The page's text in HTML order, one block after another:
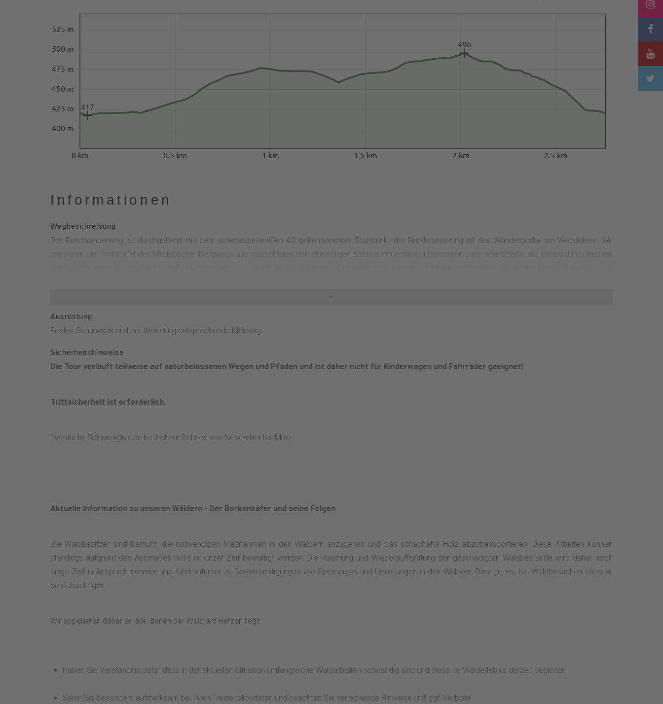
0 km 0.5 km 1 km 1.5 km 2 km 2.5 km
400 m
425 m
450 m
475 m
500 m
525 m
417
496
Informationen
Wegbeschreibung
Der Rundwanderweg ist durchgehend mit dem schwarzen/weißen A3 gekennzeichnet.Startpunkt der Rundwanderung ist das Wanderportal am Weddelsee. Wir
passieren die Portaltafel des Medebacher Bergwegs und marschieren den ehemaligen Bahndamm entlang, überqueren dann eine Straße und gehen durch Hecken
halten wir uns rechts. Nach etwa 200m haben wir zur Rechten freien Blick auf die Landschaft. Immer der Markierung A3 folgend, laufen wir links wieder in den Wald
Tour verläuft oft auf naturbelassenen Wegen und Pfaden und ist daher nicht für Kinderwagen und Fahrräder geeignet!
Ausrüstung
Festes Schuhwerk und der Witterung entsprechende Kleidung.
Sicherheitshinweise
Die Tour verläuft teilweise auf naturbelassenen Wegen und Pfaden und ist daher nicht für Kinderwagen und Fahrräder geeignet!
Trittsicherheit ist erforderlich.
Eventuelle Schwierigkeiten bei hohem Schnee von November bis März.
Aktuelle Information zu unseren Wäldern - Der Borkenkäfer und seine Folgen
Die Waldbesitzer sind bemüht, die notwendigen Maßnahmen in den Wäldern anzugehen und das schadhafte Holz abzutransportieren. Diese Arbeiten können
allerdings aufgrund des Ausmaßes nicht in kurzer Zeit bewältigt werden. Die Räumung und Wiederaufforstung der geschädigten Waldbestände wird daher noch
lange Zeit in Anspruch nehmen und führt mitunter zu Beeinträchtigungen wie Sperrungen und Umleitungen in den Wäldern. Dies gilt es, bei Waldbesuchen stets zu
berücksichtigen.
Wir appellieren daher an alle, denen der Wald am Herzen liegt:
Haben Sie Verständnis dafür, dass in der aktuellen Situation umfangreiche Waldarbeiten notwendig sind und diese Ihr Walderlebnis derzeit begleiten.
Seien Sie besonders aufmerksam bei Ihren Freizeitaktivitäten und beachten Sie herrschende Hinweise und ggf. Verbote